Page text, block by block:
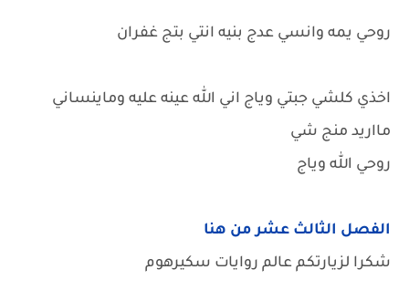
روحي يمه وانسي عدج بنيه انتي بتج غفران
اخذي كلشي جبتي وياج اني الله عينه عليه وماينساني
مااريد منج شي
روحي الله وياج
الفصل الثالث عشر من هنا
شكرا لزيارتكم عالم روايات سكيرهوم